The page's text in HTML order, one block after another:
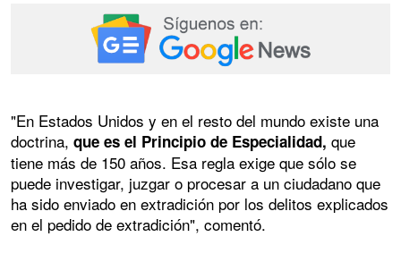
"En Estados Unidos y en el resto del mundo existe una
doctrina, que es el Principio de Especialidad, que
tiene más de 150 años. Esa regla exige que sólo se
puede investigar, juzgar o procesar a un ciudadano que
ha sido enviado en extradición por los delitos explicados
en el pedido de extradición", comentó.